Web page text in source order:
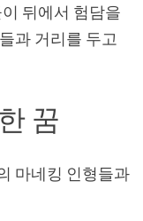
뒤에서 험담을
과 거리를 두고
꿈
마네킹 인형들과